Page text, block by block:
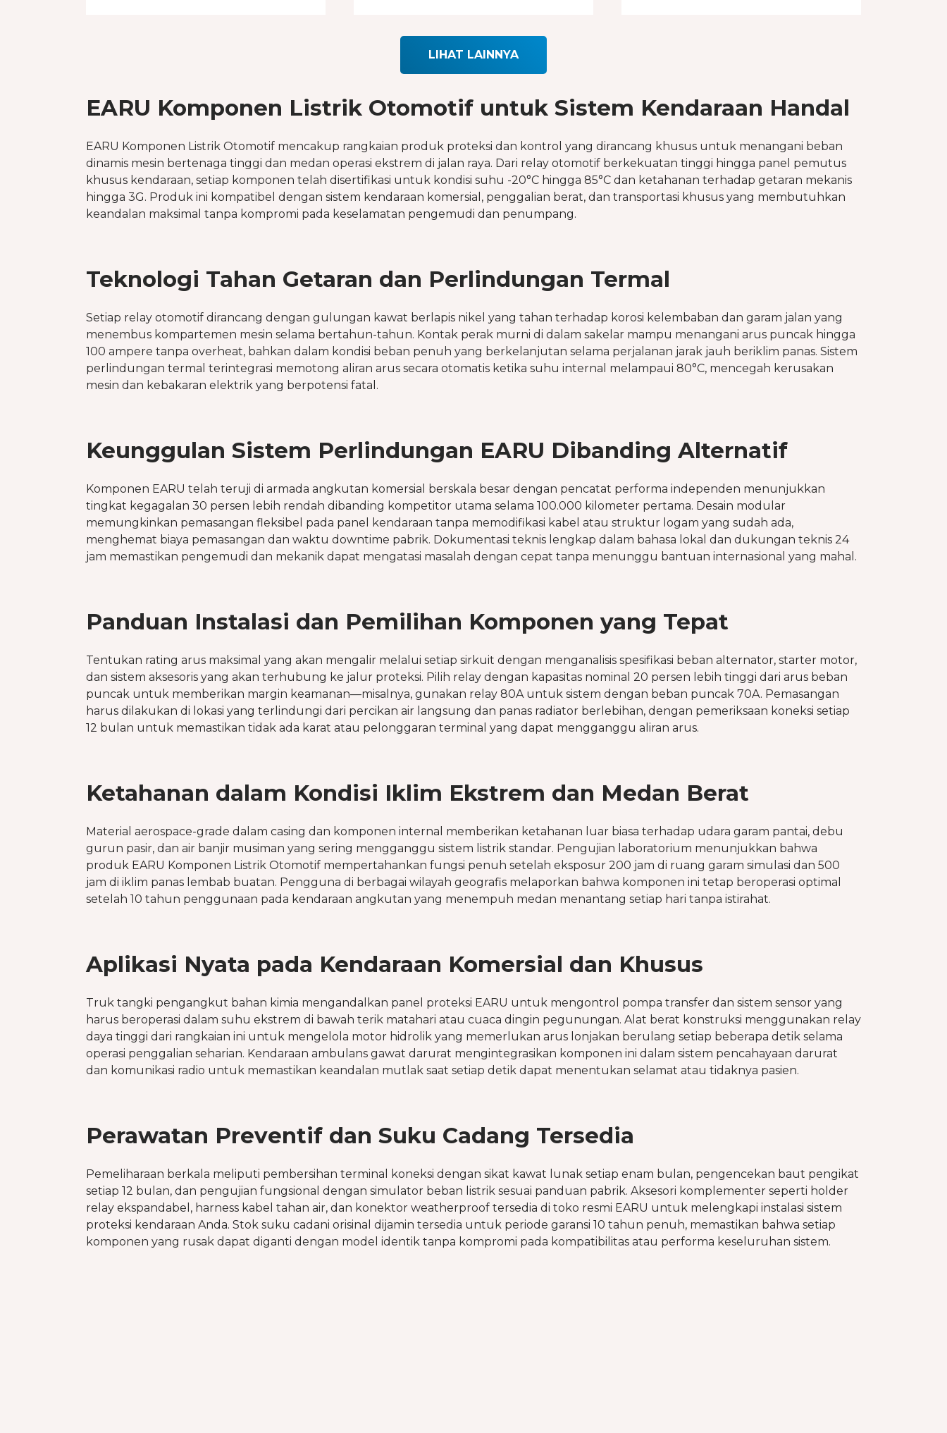
LIHAT LAINNYA
EARU Komponen Listrik Otomotif untuk Sistem Kendaraan Handal
EARU Komponen Listrik Otomotif mencakup rangkaian produk proteksi dan kontrol yang dirancang khusus untuk menangani beban
dinamis mesin bertenaga tinggi dan medan operasi ekstrem di jalan raya. Dari relay otomotif berkekuatan tinggi hingga panel pemutus
khusus kendaraan, setiap komponen telah disertifikasi untuk kondisi suhu -20°C hingga 85°C dan ketahanan terhadap getaran mekanis
hingga 3G. Produk ini kompatibel dengan sistem kendaraan komersial, penggalian berat, dan transportasi khusus yang membutuhkan
keandalan maksimal tanpa kompromi pada keselamatan pengemudi dan penumpang.
Teknologi Tahan Getaran dan Perlindungan Termal
Setiap relay otomotif dirancang dengan gulungan kawat berlapis nikel yang tahan terhadap korosi kelembaban dan garam jalan yang
menembus kompartemen mesin selama bertahun-tahun. Kontak perak murni di dalam sakelar mampu menangani arus puncak hingga
100 ampere tanpa overheat, bahkan dalam kondisi beban penuh yang berkelanjutan selama perjalanan jarak jauh beriklim panas. Sistem
perlindungan termal terintegrasi memotong aliran arus secara otomatis ketika suhu internal melampaui 80°C, mencegah kerusakan
mesin dan kebakaran elektrik yang berpotensi fatal.
Keunggulan Sistem Perlindungan EARU Dibanding Alternatif
Komponen EARU telah teruji di armada angkutan komersial berskala besar dengan pencatat performa independen menunjukkan
tingkat kegagalan 30 persen lebih rendah dibanding kompetitor utama selama 100.000 kilometer pertama. Desain modular
memungkinkan pemasangan fleksibel pada panel kendaraan tanpa memodifikasi kabel atau struktur logam yang sudah ada,
menghemat biaya pemasangan dan waktu downtime pabrik. Dokumentasi teknis lengkap dalam bahasa lokal dan dukungan teknis 24
jam memastikan pengemudi dan mekanik dapat mengatasi masalah dengan cepat tanpa menunggu bantuan internasional yang mahal.
Panduan Instalasi dan Pemilihan Komponen yang Tepat
Tentukan rating arus maksimal yang akan mengalir melalui setiap sirkuit dengan menganalisis spesifikasi beban alternator, starter motor,
dan sistem aksesoris yang akan terhubung ke jalur proteksi. Pilih relay dengan kapasitas nominal 20 persen lebih tinggi dari arus beban
puncak untuk memberikan margin keamanan—misalnya, gunakan relay 80A untuk sistem dengan beban puncak 70A. Pemasangan
harus dilakukan di lokasi yang terlindungi dari percikan air langsung dan panas radiator berlebihan, dengan pemeriksaan koneksi setiap
12 bulan untuk memastikan tidak ada karat atau pelonggaran terminal yang dapat mengganggu aliran arus.
Ketahanan dalam Kondisi Iklim Ekstrem dan Medan Berat
Material aerospace-grade dalam casing dan komponen internal memberikan ketahanan luar biasa terhadap udara garam pantai, debu
gurun pasir, dan air banjir musiman yang sering mengganggu sistem listrik standar. Pengujian laboratorium menunjukkan bahwa
produk EARU Komponen Listrik Otomotif mempertahankan fungsi penuh setelah eksposur 200 jam di ruang garam simulasi dan 500
jam di iklim panas lembab buatan. Pengguna di berbagai wilayah geografis melaporkan bahwa komponen ini tetap beroperasi optimal
setelah 10 tahun penggunaan pada kendaraan angkutan yang menempuh medan menantang setiap hari tanpa istirahat.
Aplikasi Nyata pada Kendaraan Komersial dan Khusus
Truk tangki pengangkut bahan kimia mengandalkan panel proteksi EARU untuk mengontrol pompa transfer dan sistem sensor yang
harus beroperasi dalam suhu ekstrem di bawah terik matahari atau cuaca dingin pegunungan. Alat berat konstruksi menggunakan relay
daya tinggi dari rangkaian ini untuk mengelola motor hidrolik yang memerlukan arus lonjakan berulang setiap beberapa detik selama
operasi penggalian seharian. Kendaraan ambulans gawat darurat mengintegrasikan komponen ini dalam sistem pencahayaan darurat
dan komunikasi radio untuk memastikan keandalan mutlak saat setiap detik dapat menentukan selamat atau tidaknya pasien.
Perawatan Preventif dan Suku Cadang Tersedia
Pemeliharaan berkala meliputi pembersihan terminal koneksi dengan sikat kawat lunak setiap enam bulan, pengencekan baut pengikat
setiap 12 bulan, dan pengujian fungsional dengan simulator beban listrik sesuai panduan pabrik. Aksesori komplementer seperti holder
relay ekspandabel, harness kabel tahan air, dan konektor weatherproof tersedia di toko resmi EARU untuk melengkapi instalasi sistem
proteksi kendaraan Anda. Stok suku cadani orisinal dijamin tersedia untuk periode garansi 10 tahun penuh, memastikan bahwa setiap
komponen yang rusak dapat diganti dengan model identik tanpa kompromi pada kompatibilitas atau performa keseluruhan sistem.